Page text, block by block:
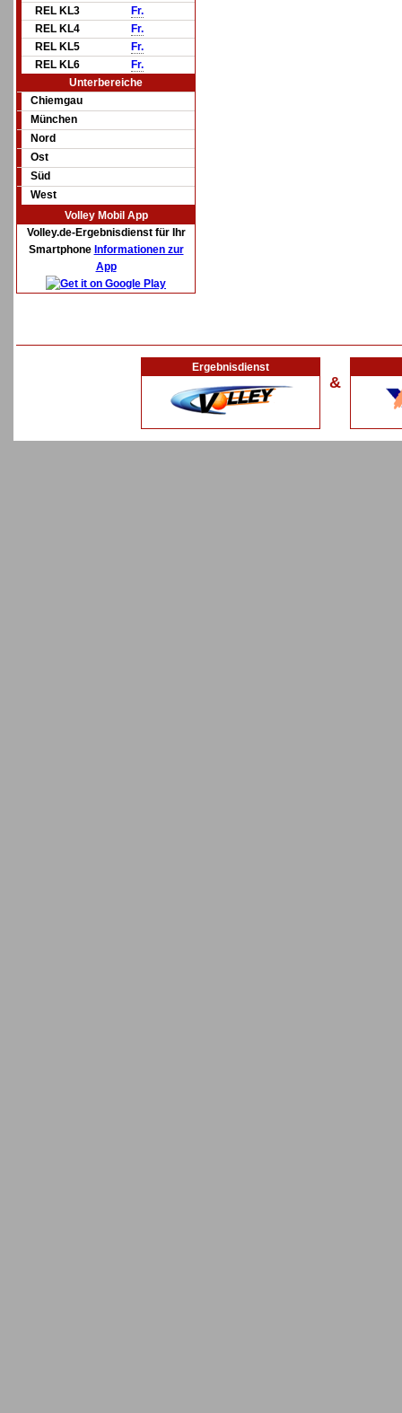
REL KL3
Fr.
REL KL4
Fr.
REL KL5
Fr.
REL KL6
Fr.
Unterbereiche
Chiemgau
München
Nord
Ost
Süd
West
Volley Mobil App
Volley.de-Ergebnisdienst für Ihr
Smartphone Informationen zur
App
Ergebnisdienst
&